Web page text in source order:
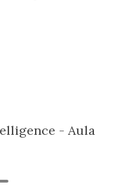
- Aula